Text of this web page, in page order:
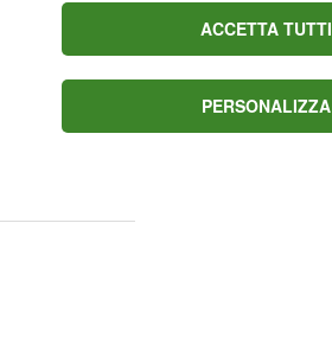
una severa punizione
professori.
dopo la registrazione,
a Maddalena e
ACCETTA TUTTI
PERSONALIZZA